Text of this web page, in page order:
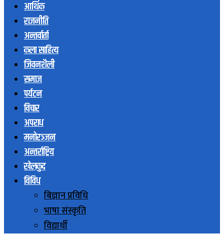
आर्थिक
राजनीति
अन्तर्वार्ता
कला साहित्य
जिवनशैली
समाज
पर्यटन
विचार
अपराध
मनोरञ्जन
अन्तर्राष्ट्रिय
खेलकुद
विविध
बिज्ञान प्रविधि
भाषा संस्कृति
विद्यार्थी